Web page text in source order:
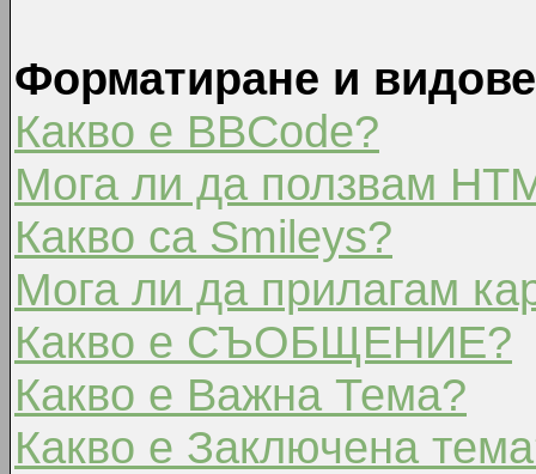
Форматиране и
Какво е BBCode?
Мога ли да ползвам
Какво са Smileys?
Мога ли да прилагам
Какво е СЪОБЩЕНИЕ?
Какво е Важна Тема?
Какво е Заключена